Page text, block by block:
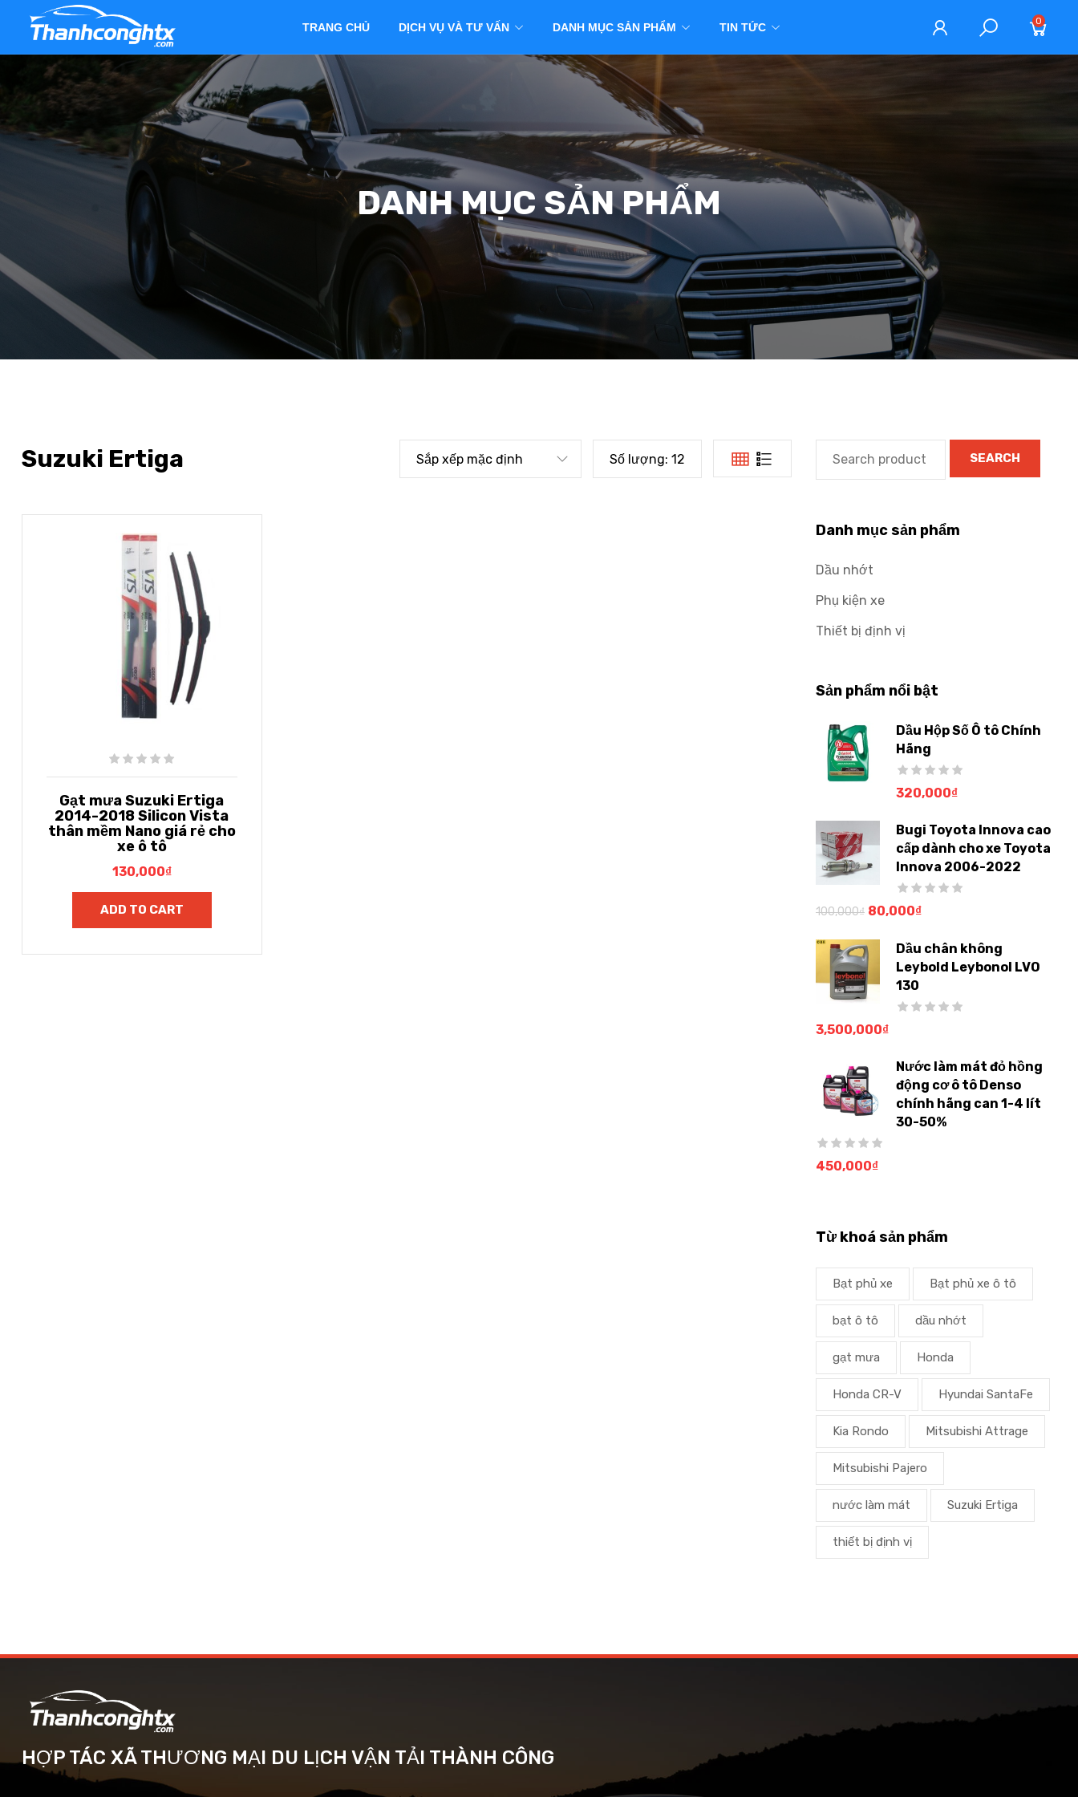
TRANG CHỦ DỊCH VỤ VÀ TƯ VẤN DANH MỤC SẢN PHẨM TIN TỨC 0
DANH MỤC SẢN PHẨM
Suzuki Ertiga Sắp xếp mặc định Số lượng: 12
Gạt mưa Suzuki Ertiga
2014-2018 Silicon Vista
thân mềm Nano giá rẻ cho
xe ô tô
130,000₫
ADD TO CART
SEARCH
Danh mục sản phẩm
Dầu nhớt
Phụ kiện xe
Thiết bị định vị
Sản phẩm nổi bật
Dầu Hộp Số Ô tô Chính
Hãng
320,000₫
Bugi Toyota Innova cao
cấp dành cho xe Toyota
Innova 2006-2022
100,000₫ 80,000₫
Dầu chân không
Leybold Leybonol LVO
130
3,500,000₫
Nước làm mát đỏ hồng
động cơ ô tô Denso
chính hãng can 1-4 lít
30-50%
450,000₫
Từ khoá sản phẩm
Bạt phủ xe Bạt phủ xe ô tô
bạt ô tô dầu nhớt
gạt mưa Honda
Honda CR-V Hyundai SantaFe
Kia Rondo Mitsubishi Attrage
Mitsubishi Pajero
nước làm mát Suzuki Ertiga
thiết bị định vị
HỢP TÁC XÃ THƯƠNG MẠI DU LỊCH VẬN TẢI THÀNH CÔNG